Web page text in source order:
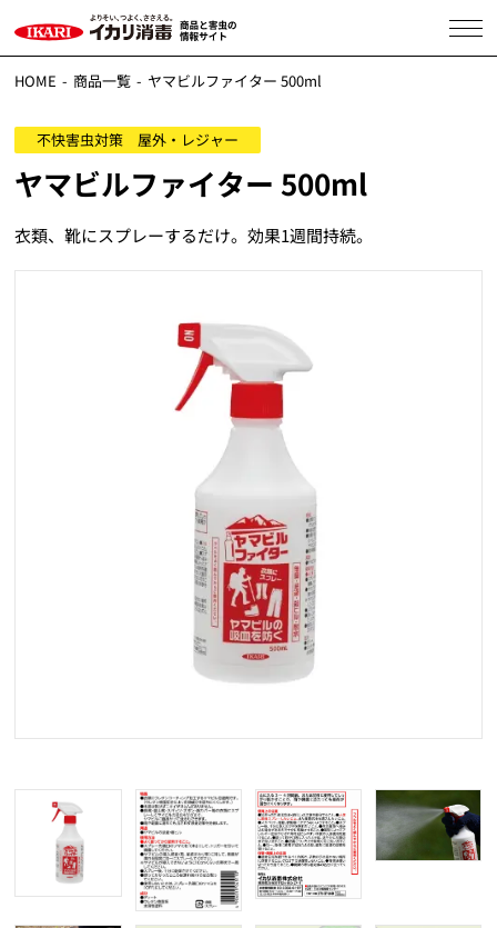
HOME 商品一覧 ヤマビルファイター 500ml
不快害虫対策 屋外・レジャー
ヤマビルファイター 500ml
衣類、靴にスプレーするだけ。効果1週間持続。